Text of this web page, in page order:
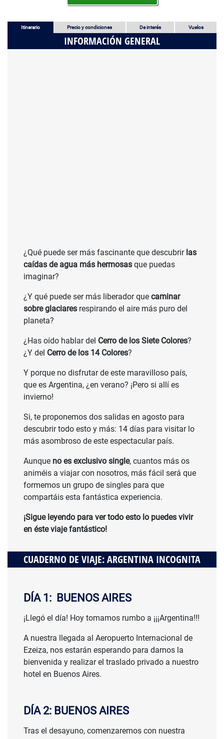
Itinerario Precio y condiciones De interés Vuelos
INFORMACIÓN GENERAL
¿Qué puede ser más fascinante que descubrir las
caídas de agua más hermosas que puedas
imaginar?
¿Y qué puede ser más liberador que caminar
sobre glaciares respirando el aire más puro del
planeta?
¿Has oído hablar del Cerro de los Siete Colores?
¿Y del Cerro de los 14 Colores?
Y porque no disfrutar de este maravilloso país,
que es Argentina, ¿en verano? ¡Pero si allí es
invierno!
Si, te proponemos dos salidas en agosto para
descubrir todo esto y más: 14 días para visitar lo
más asombroso de este espectacular país.
Aunque no es exclusivo single, cuantos más os
animéis a viajar con nosotros, más fácil será que
formemos un grupo de singles para que
compartáis esta fantástica experiencia.
¡Sigue leyendo para ver todo esto lo puedes vivir
en éste viaje fantástico!
CUADERNO DE VIAJE: ARGENTINA INCOGNITA
DÍA 1: BUENOS AIRES
¡Llegó el día! Hoy tomamos rumbo a ¡¡¡Argentina!!!
A nuestra llegada al Aeropuerto Internacional de
Ezeiza, nos estarán esperando para darnos la
bienvenida y realizar el traslado privado a nuestro
hotel en Buenos Aires.
DÍA 2: BUENOS AIRES
Tras el desayuno, comenzaremos con nuestra